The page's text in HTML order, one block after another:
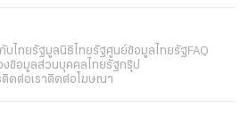
บไทยรัฐมูลนิธิไทยรัฐศูนย์ข้อมูลไทยรัฐFAQ
งข้อมูลส่วนบุคคลไทยรัฐกรุ๊ป
ติดต่อเราติดต่อโฆษณา